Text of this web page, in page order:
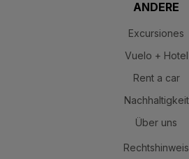
Excursiones
Vuelo + Hotel
Rent a car
Nachhaltigkeit
Über uns
Rechtshinweis
Zulassungsrecht